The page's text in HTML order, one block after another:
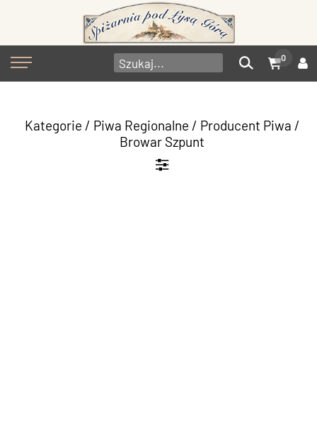
0
Kategorie / Piwa Regionalne / Producent Piwa /
Browar Szpunt